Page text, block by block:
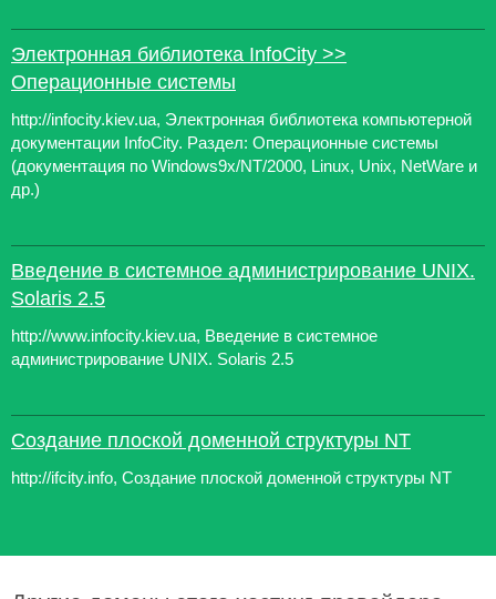
Электронная библиотека InfoCity >>
Операционные системы
http://infocity.kiev.ua, Электронная библиотека компьютерной
документации InfoCity. Раздел: Операционные системы
(документация по Windows9x/NT/2000, Linux, Unix, NetWare и
др.)
Введение в системное администрирование UNIX.
Solaris 2.5
http://www.infocity.kiev.ua, Введение в системное
администрирование UNIX. Solaris 2.5
Создание плоской доменной структуры NT
http://ifcity.info, Создание плоской доменной структуры NT